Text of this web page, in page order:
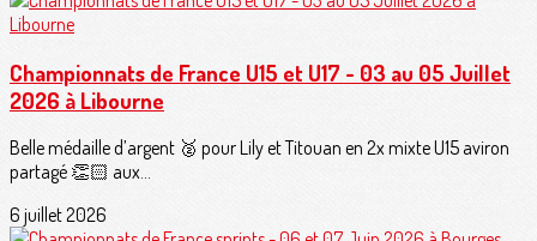
Championnats de France U15 et U17 - 03 au 05 Juillet
2026 à Libourne
Belle médaille d’argent 🥈 pour Lily et Titouan en 2x mixte U15 aviron
partagé 👏🏻 aux...
6 juillet 2026